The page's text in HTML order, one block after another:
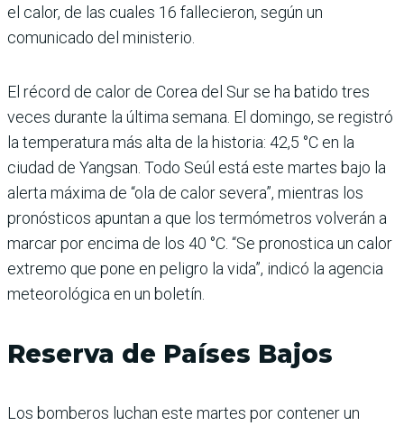
el calor, de las cuales 16 fallecieron, según un
comunicado del ministerio.
El récord de calor de Corea del Sur se ha batido tres
veces durante la última semana. El domingo, se registró
la temperatura más alta de la historia: 42,5 °C en la
ciudad de Yangsan. Todo Seúl está este martes bajo la
alerta máxima de “ola de calor severa”, mientras los
pronósticos apuntan a que los termómetros volverán a
marcar por encima de los 40 °C. “Se pronostica un calor
extremo que pone en peligro la vida”, indicó la agencia
meteorológica en un boletín.
Reserva de Países Bajos
Los bomberos luchan este martes por contener un